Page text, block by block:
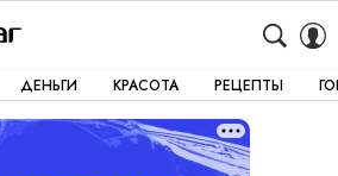
ДЕНЬГИ КРАСОТА РЕЦЕПТЫ